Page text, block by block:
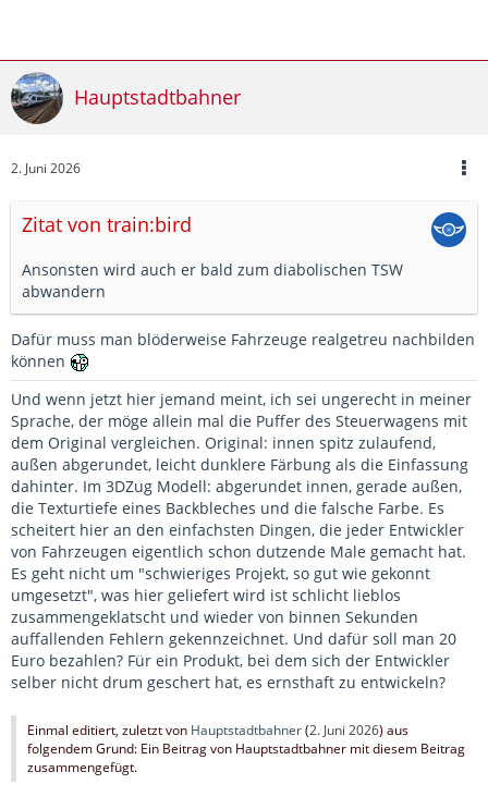
Hauptstadtbahner
2. Juni 2026
Zitat von train:bird
Ansonsten wird auch er bald zum diabolischen TSW
abwandern
Dafür muss man blöderweise Fahrzeuge realgetreu nachbilden
können
Und wenn jetzt hier jemand meint, ich sei ungerecht in meiner
Sprache, der möge allein mal die Puffer des Steuerwagens mit
dem Original vergleichen. Original: innen spitz zulaufend,
außen abgerundet, leicht dunklere Färbung als die Einfassung
dahinter. Im 3DZug Modell: abgerundet innen, gerade außen,
die Texturtiefe eines Backbleches und die falsche Farbe. Es
scheitert hier an den einfachsten Dingen, die jeder Entwickler
von Fahrzeugen eigentlich schon dutzende Male gemacht hat.
Es geht nicht um "schwieriges Projekt, so gut wie gekonnt
umgesetzt", was hier geliefert wird ist schlicht lieblos
zusammengeklatscht und wieder von binnen Sekunden
auffallenden Fehlern gekennzeichnet. Und dafür soll man 20
Euro bezahlen? Für ein Produkt, bei dem sich der Entwickler
selber nicht drum geschert hat, es ernsthaft zu entwickeln?
Einmal editiert, zuletzt von Hauptstadtbahner(2. Juni 2026) aus
folgendem Grund: Ein Beitrag von Hauptstadtbahner mit diesem Beitrag
zusammengefügt.